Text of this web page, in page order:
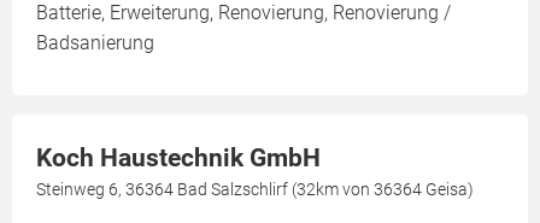
Batterie, Erweiterung, Renovierung, Renovierung /
Badsanierung
Koch Haustechnik GmbH
Steinweg 6, 36364 Bad Salzschlirf (32km von 36364 Geisa)